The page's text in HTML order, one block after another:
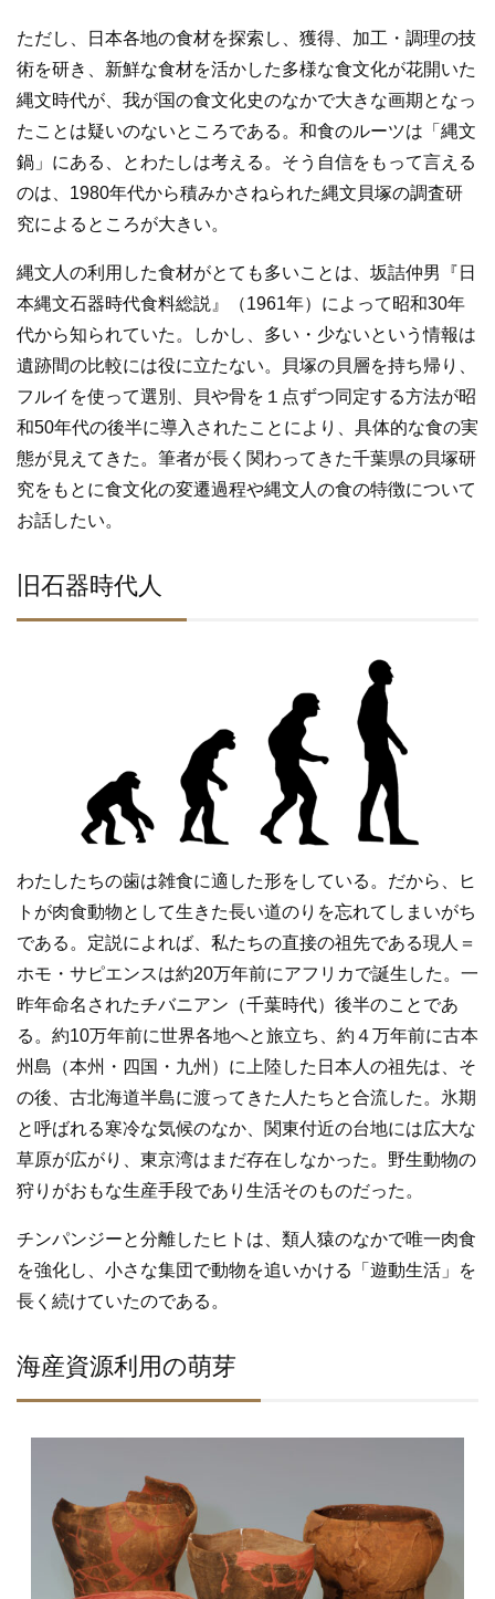
ただし、日本各地の食材を探索し、獲得、加工・調理の技
術を研き、新鮮な食材を活かした多様な食文化が花開いた
縄文時代が、我が国の食文化史のなかで大きな画期となっ
たことは疑いのないところである。和食のルーツは「縄文
鍋」にある、とわたしは考える。そう自信をもって言える
のは、1980年代から積みかさねられた縄文貝塚の調査研
究によるところが大きい。
縄文人の利用した食材がとても多いことは、坂詰仲男『日
本縄文石器時代食料総説』（1961年）によって昭和30年
代から知られていた。しかし、多い・少ないという情報は
遺跡間の比較には役に立たない。貝塚の貝層を持ち帰り、
フルイを使って選別、貝や骨を１点ずつ同定する方法が昭
和50年代の後半に導入されたことにより、具体的な食の実
態が見えてきた。筆者が長く関わってきた千葉県の貝塚研
究をもとに食文化の変遷過程や縄文人の食の特徴について
お話したい。
旧石器時代人
わたしたちの歯は雑食に適した形をしている。だから、ヒ
トが肉食動物として生きた長い道のりを忘れてしまいがち
である。定説によれば、私たちの直接の祖先である現人＝
ホモ・サピエンスは約20万年前にアフリカで誕生した。一
昨年命名されたチバニアン（千葉時代）後半のことであ
る。約10万年前に世界各地へと旅立ち、約４万年前に古本
州島（本州・四国・九州）に上陸した日本人の祖先は、そ
の後、古北海道半島に渡ってきた人たちと合流した。氷期
と呼ばれる寒冷な気候のなか、関東付近の台地には広大な
草原が広がり、東京湾はまだ存在しなかった。野生動物の
狩りがおもな生産手段であり生活そのものだった。
チンパンジーと分離したヒトは、類人猿のなかで唯一肉食
を強化し、小さな集団で動物を追いかける「遊動生活」を
長く続けていたのである。
海産資源利用の萌芽